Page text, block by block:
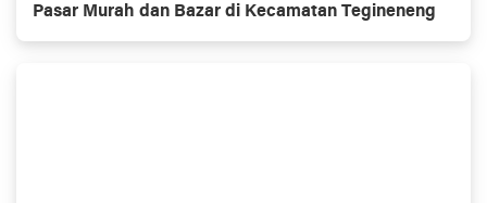
Pasar Murah dan Bazar di Kecamatan Tegineneng